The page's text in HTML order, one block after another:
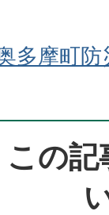
多摩町
この記